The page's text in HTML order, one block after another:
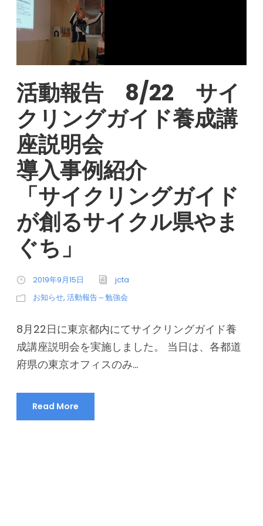
活動報告 8/22 サイ
クリングガイド養成講
座説明会
導入事例紹介
「サイクリングガイド
が創るサイクル県やま
ぐち」
2019年9月15日
jcta
お知らせ, 活動報告～勉強会
8月22日に東京都内にてサイクリングガイド養
成講座説明会を実施しました。 当日は、各都道
府県の東京オフィスのみ...
Read More